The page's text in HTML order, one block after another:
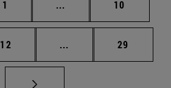
Página
1 ... Páginas intermedias
Página
10
Página
12 ... Páginas intermedias
Página
29